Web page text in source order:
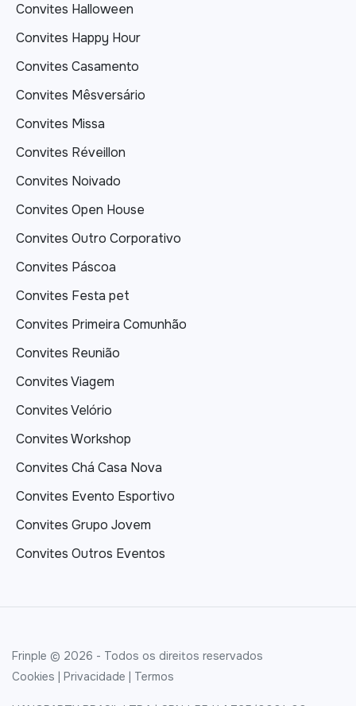
Convites Halloween
Convites Happy Hour
Convites Casamento
Convites Mêsversário
Convites Missa
Convites Réveillon
Convites Noivado
Convites Open House
Convites Outro Corporativo
Convites Páscoa
Convites Festa pet
Convites Primeira Comunhão
Convites Reunião
Convites Viagem
Convites Velório
Convites Workshop
Convites Chá Casa Nova
Convites Evento Esportivo
Convites Grupo Jovem
Convites Outros Eventos
Frinple © 2026 - Todos os direitos reservados
Cookies | Privacidade | Termos